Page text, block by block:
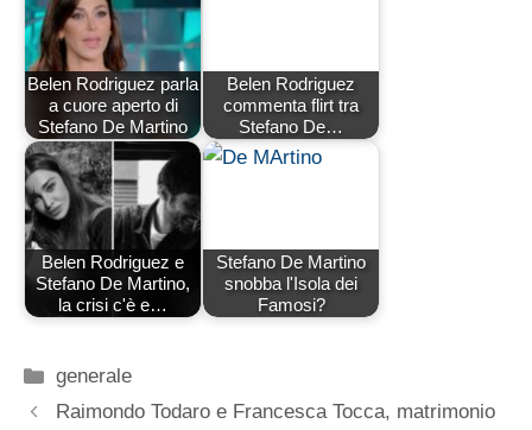
Belen Rodriguez parla
a cuore aperto di
Stefano De Martino
Belen Rodriguez
commenta flirt tra
Stefano De…
Belen Rodriguez e
Stefano De Martino,
la crisi c'è e…
Stefano De Martino
snobba l'Isola dei
Famosi?
Categorie
generale
Raimondo Todaro e Francesca Tocca, matrimonio